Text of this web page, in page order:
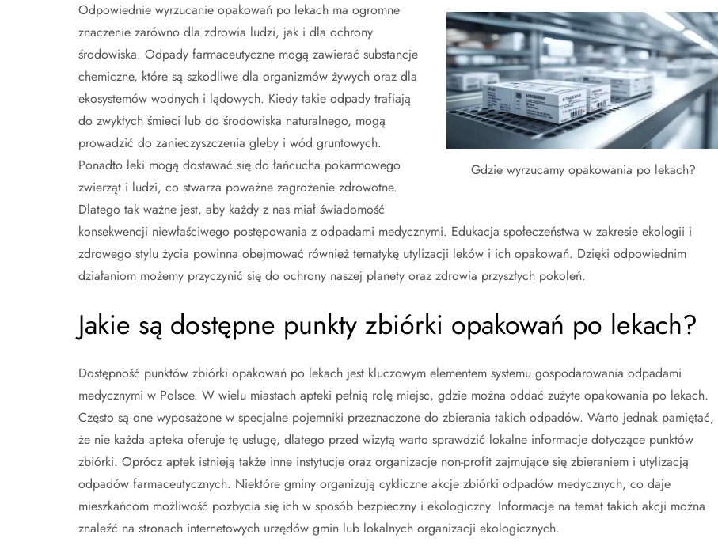
Gdzie wyrzucamy opakowania po lekach?
Odpowiednie wyrzucanie opakowań po lekach ma ogromne
znaczenie zarówno dla zdrowia ludzi, jak i dla ochrony
środowiska. Odpady farmaceutyczne mogą zawierać substancje
chemiczne, które są szkodliwe dla organizmów żywych oraz dla
ekosystemów wodnych i lądowych. Kiedy takie odpady trafiają
do zwykłych śmieci lub do środowiska naturalnego, mogą
prowadzić do zanieczyszczenia gleby i wód gruntowych.
Ponadto leki mogą dostawać się do łańcucha pokarmowego
zwierząt i ludzi, co stwarza poważne zagrożenie zdrowotne.
Dlatego tak ważne jest, aby każdy z nas miał świadomość
konsekwencji niewłaściwego postępowania z odpadami medycznymi. Edukacja społeczeństwa w zakresie ekologii i
zdrowego stylu życia powinna obejmować również tematykę utylizacji leków i ich opakowań. Dzięki odpowiednim
działaniom możemy przyczynić się do ochrony naszej planety oraz zdrowia przyszłych pokoleń.
Jakie są dostępne punkty zbiórki opakowań po lekach?
Dostępność punktów zbiórki opakowań po lekach jest kluczowym elementem systemu gospodarowania odpadami
medycznymi w Polsce. W wielu miastach apteki pełnią rolę miejsc, gdzie można oddać zużyte opakowania po lekach.
Często są one wyposażone w specjalne pojemniki przeznaczone do zbierania takich odpadów. Warto jednak pamiętać,
że nie każda apteka oferuje tę usługę, dlatego przed wizytą warto sprawdzić lokalne informacje dotyczące punktów
zbiórki. Oprócz aptek istnieją także inne instytucje oraz organizacje non-profit zajmujące się zbieraniem i utylizacją
odpadów farmaceutycznych. Niektóre gminy organizują cykliczne akcje zbiórki odpadów medycznych, co daje
mieszkańcom możliwość pozbycia się ich w sposób bezpieczny i ekologiczny. Informacje na temat takich akcji można
znaleźć na stronach internetowych urzędów gmin lub lokalnych organizacji ekologicznych.